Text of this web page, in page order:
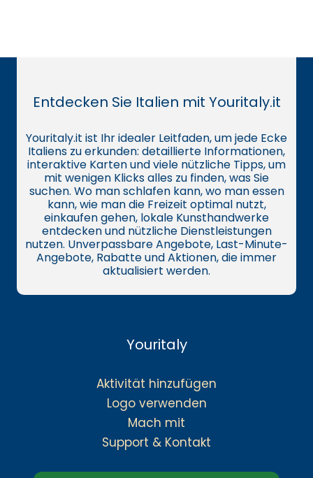
Entdecken Sie Italien mit Youritaly.it
Youritaly.it ist Ihr idealer Leitfaden, um jede Ecke
Italiens zu erkunden: detaillierte Informationen,
interaktive Karten und viele nützliche Tipps, um
mit wenigen Klicks alles zu finden, was Sie
suchen. Wo man schlafen kann, wo man essen
kann, wie man die Freizeit optimal nutzt,
einkaufen gehen, lokale Kunsthandwerke
entdecken und nützliche Dienstleistungen
nutzen. Unverpassbare Angebote, Last-Minute-
Angebote, Rabatte und Aktionen, die immer
aktualisiert werden.
Youritaly
Aktivität hinzufügen
Logo verwenden
Mach mit
Support & Kontakt